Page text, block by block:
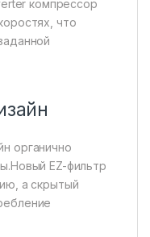
компрессор
что
органично
EZ-фильтр
а скрытый